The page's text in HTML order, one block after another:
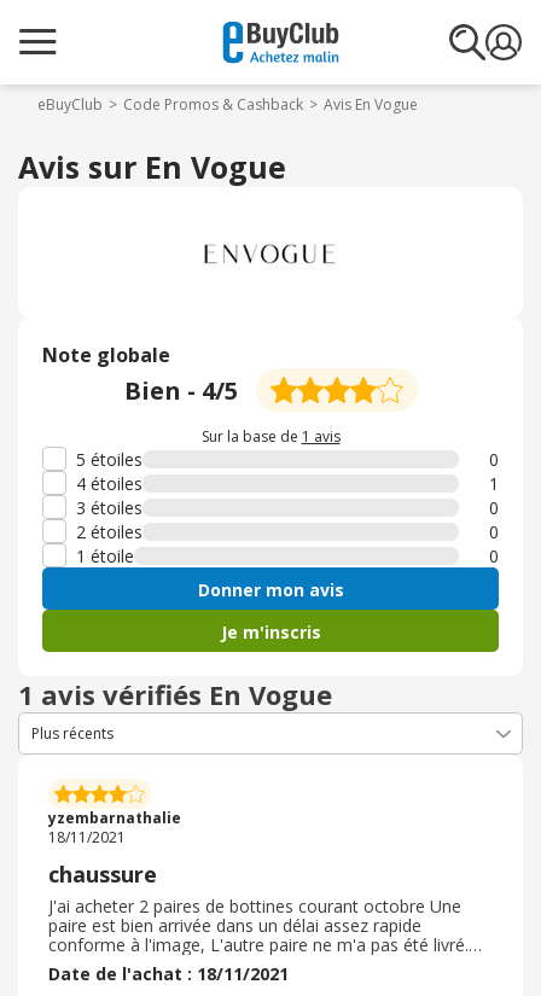
eBuyClub Code Promos & Cashback Avis En Vogue
Avis sur En Vogue
Note globale
Bien - 4/5
Sur la base de 1 avis
5 étoiles
0
4 étoiles
1
3 étoiles
0
2 étoiles
0
1 étoile
0
Donner mon avis
Je m'inscris
1 avis vérifiés En Vogue
yzembarnathalie
18/11/2021
chaussure
J'ai acheter 2 paires de bottines courant octobre Une
paire est bien arrivée dans un délai assez rapide
conforme à l'image, L'autre paire ne m'a pas été livré.
Après attente et Apres faire le suivi et fait une
réclamation. Demande de remboursement effectué sans
Date de l'achat : 18/11/2021